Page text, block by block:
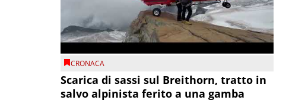
CRONACA
Scarica di sassi sul Breithorn, tratto in
salvo alpinista ferito a una gamba